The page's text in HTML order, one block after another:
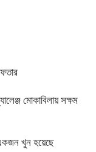
মোকাবিলায় সক্ষম
খুন হয়েছে